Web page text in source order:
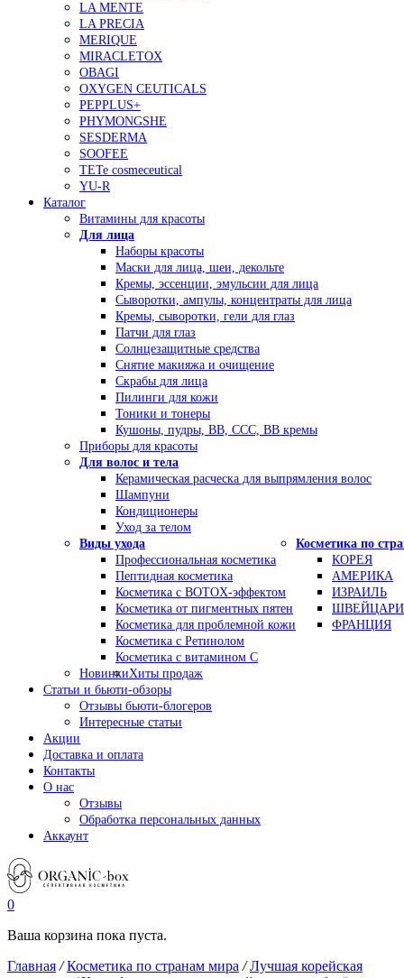
LA MENTE
LA PRECIA
MERIQUE
MIRACLETOX
OBAGI
OXYGEN CEUTICALS
PEPPLUS+
PHYMONGSHE
SESDERMA
SOOFEE
TETe cosmeceutical
YU-R
Каталог
Витамины для красоты
Для лица
Наборы красоты
Маски для лица, шеи, декольте
Кремы, эссенции, эмульсии для лица
Сыворотки, ампулы, концентраты для лица
Кремы, сыворотки, гели для глаз
Патчи для глаз
Солнцезащитные средства
Снятие макияжа и очищение
Скрабы для лица
Пилинги для кожи
Тоники и тонеры
Кушоны, пудры, ВВ, ССС, ВВ кремы
Приборы для красоты
Для волос и тела
Керамическая расческа для выпрямления волос
Шампуни
Кондиционеры
Уход за телом
Виды ухода
Профессиональная косметика
Пептидная косметика
Косметика с BOTOX-эффектом
Косметика от пигментных пятен
Косметика для проблемной кожи
Косметика с Ретинолом
Косметика с витамином С
Косметика по
КОРЕЯ
АМЕРИКА
ИЗРАИЛЬ
ФРАНЦИЯ
НовинкиХиты продаж
Статьи и бьюти-обзоры
Отзывы бьюти-блогеров
Интересные статьи
Акции
Доставка и оплата
Контакты
О нас
Отзывы
Обработка персональных данных
Аккаунт
0
Ваша корзина пока пуста.
Главная /Косметика по странам мира /Лучшая корейская